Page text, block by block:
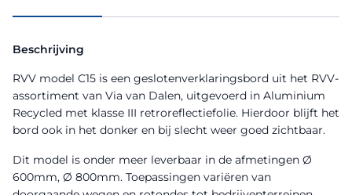
Beschrijving
RVV model C15 is een geslotenverklaringsbord uit het RVV-
assortiment van Via van Dalen, uitgevoerd in Aluminium
Recycled met klasse III retroreflectiefolie. Hierdoor blijft het
bord ook in het donker en bij slecht weer goed zichtbaar.
Dit model is onder meer leverbaar in de afmetingen Ø
600mm, Ø 800mm. Toepassingen variëren van